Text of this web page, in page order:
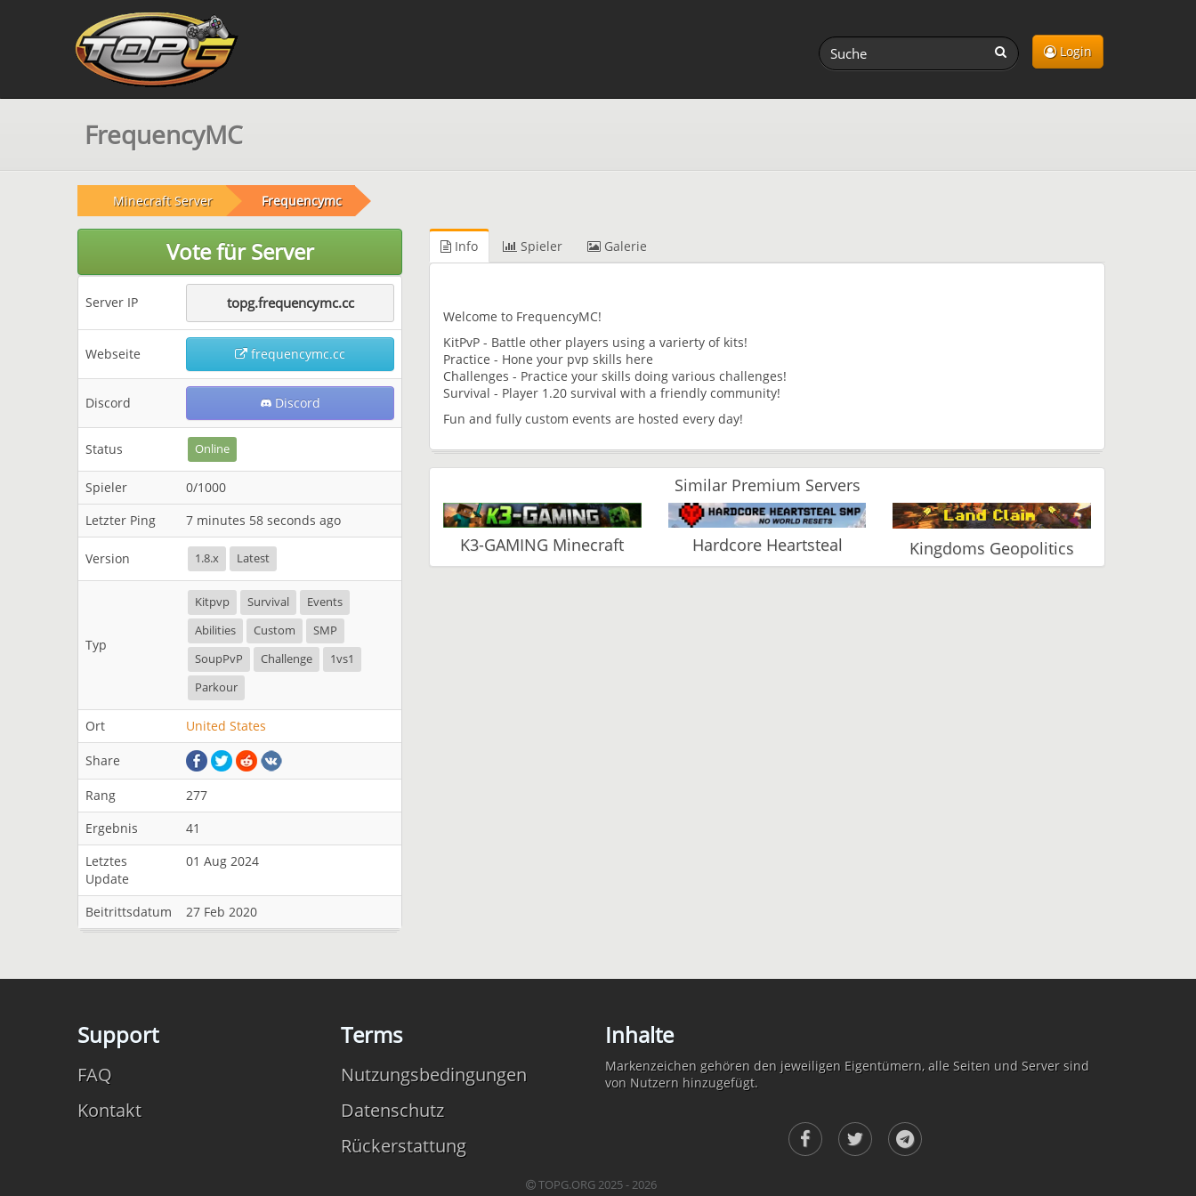
Login
FrequencyMC
Minecraft Server Frequencymc
Vote für Server
Server IP topg.frequencymc.cc
Webseite frequencymc.cc
Discord Discord
Status Online
Spieler
0/1000
Letzter Ping
7 minutes 58 seconds ago
Version 1.8.x Latest
Typ
Kitpvp Survival
Events
Abilities
Custom
SMP
SoupPvP
Challenge
1vs1
Parkour
Ort United States
Share
Rang
277
Ergebnis
41
Letztes
Update
01 Aug 2024
Beitrittsdatum 27 Feb 2020
Info Spieler Galerie
Welcome to FrequencyMC!
KitPvP - Battle other players using a varierty of kits!
Practice - Hone your pvp skills here
Challenges - Practice your skills doing various challenges!
Survival - Player 1.20 survival with a friendly community!
Fun and fully custom events are hosted every day!
Similar Premium Servers
K3-GAMING Minecraft Hardcore Heartsteal Kingdoms Geopolitics
Support
FAQ
Kontakt
Terms
Nutzungsbedingungen
Datenschutz
Rückerstattung
Inhalte
Markenzeichen gehören den jeweiligen Eigentümern, alle Seiten und Server sind
von Nutzern hinzugefügt.
TOPG.ORG 2025 - 2026